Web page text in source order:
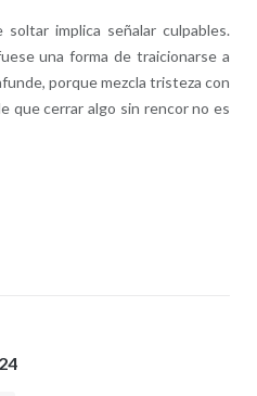
implica señalar culpables.
una forma de traicionarse a
porque mezcla tristeza con
que cerrar algo sin rencor no es